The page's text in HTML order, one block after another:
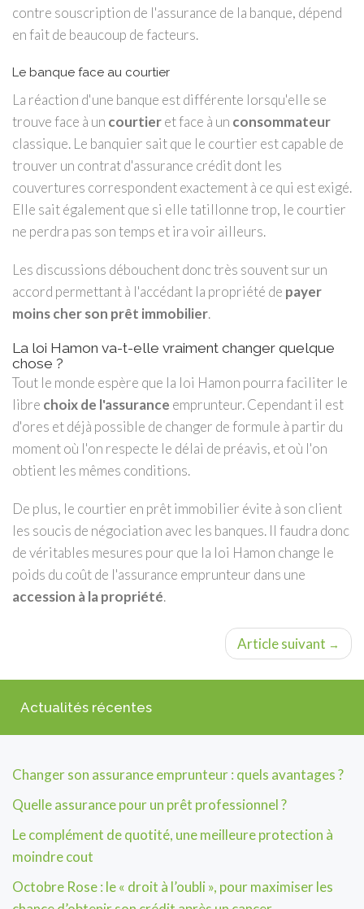
contre souscription de l'assurance de la banque, dépend
en fait de beaucoup de facteurs.
Le banque face au courtier
La réaction d'une banque est différente lorsqu'elle se
trouve face à un courtieret face à un consommateur
classique. Le banquier sait que le courtier est capable de
trouver un contrat d'assurance crédit dont les
couvertures correspondent exactement à ce qui est exigé.
Elle sait également que si elle tatillonne trop, le courtier
ne perdra pas son temps et ira voir ailleurs.
Les discussions débouchent donc très souvent sur un
accord permettant à l'accédant la propriété de payer
moins cher son prêt immobilier.
La loi Hamon va-t-elle vraiment changer quelque
chose ?
Tout le monde espère que la loi Hamon pourra faciliter le
libre choix de l'assurance emprunteur. Cependant il est
d'ores et déjà possible de changer de formule à partir du
moment où l'on respecte le délai de préavis, et où l'on
obtient les mêmes conditions.
De plus, le courtier en prêt immobilier évite à son client
les soucis de négociation avec les banques. Il faudra donc
de véritables mesures pour que la loi Hamon change le
poids du coût de l'assurance emprunteur dans une
accession à la propriété.
Article suivant →
Actualités récentes
Changer son assurance emprunteur : quels avantages ?
Quelle assurance pour un prêt professionnel ?
Le complément de quotité, une meilleure protection à
moindre cout
Octobre Rose : le « droit à l’oubli », pour maximiser les